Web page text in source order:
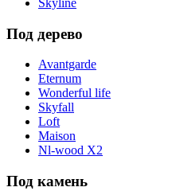
Skyline
Под дерево
Avantgarde
Eternum
Wonderful life
Skyfall
Loft
Maison
Nl-wood X2
Под камень